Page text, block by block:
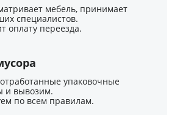
мебель, принимает
специалистов.
оплату переезда.
упаковочные
и вывозим.
по всем правилам.